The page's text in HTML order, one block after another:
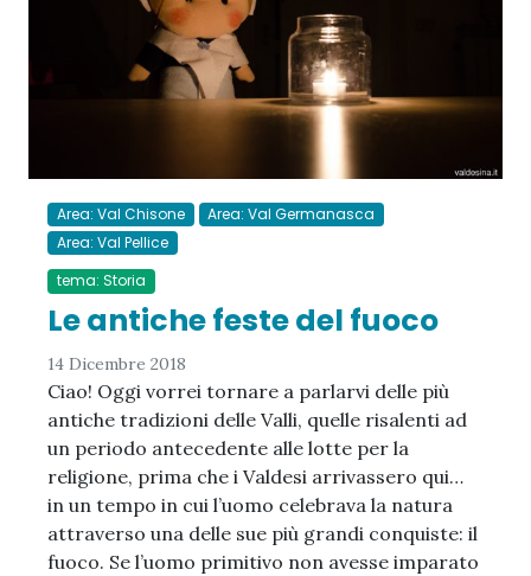
Area: Val Chisone
Area: Val Germanasca
Area: Val Pellice
tema: Storia
Le antiche feste del fuoco
14 Dicembre 2018
Ciao! Oggi vorrei tornare a parlarvi delle più
antiche tradizioni delle Valli, quelle risalenti ad
un periodo antecedente alle lotte per la
religione, prima che i Valdesi arrivassero qui…
in un tempo in cui l’uomo celebrava la natura
attraverso una delle sue più grandi conquiste: il
fuoco. Se l’uomo primitivo non avesse imparato